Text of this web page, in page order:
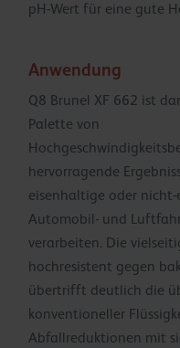
pH-Wert für eine gute
Anwendung
Q8 Brunel XF 662 ist
Palette von
hervorragende
eisenhaltige oder
Automobil- und
verarbeiten. Die
hochresistent gegen
übertrifft deutlich die
konventioneller
Abfallreduktionen mit